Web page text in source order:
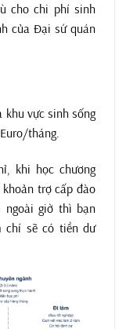
cho chi phí sinh
của Đại sứ quán
khu vực sinh sống
tháng.
khi học chương
trợ cấp đào
ngoài giờ thì bạn
chí sẽ có tiền dư